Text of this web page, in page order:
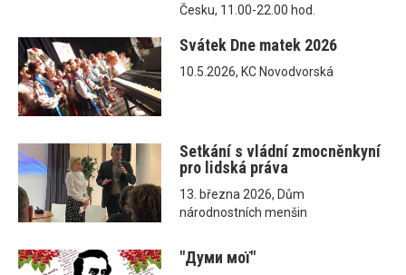
Česku, 11.00-22.00 hod.
Svátek Dne matek 2026
10.5.2026, KC Novodvorská
Setkání s vládní zmocněnkyní
pro lidská práva
13. března 2026, Dům
národnostních menšin
"Думи мої"